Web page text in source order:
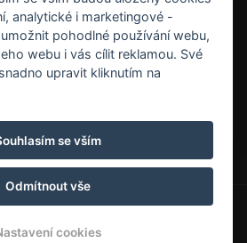
analytické i marketingové -
pohodlné používání webu,
webu i vás cílit reklamou. Své
upravit kliknutím na
se vším
Odmítnout vše
cookies